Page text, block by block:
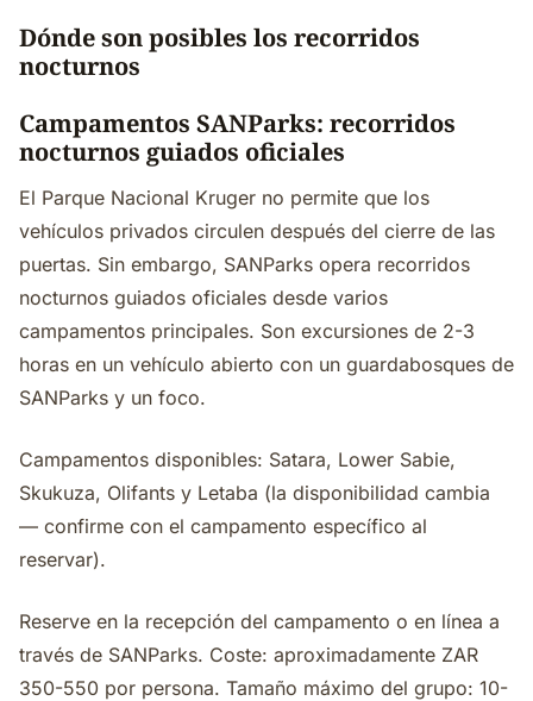
Dónde son posibles los recorridos
nocturnos
Campamentos SANParks: recorridos
nocturnos guiados oficiales
El Parque Nacional Kruger no permite que los
vehículos privados circulen después del cierre de las
puertas. Sin embargo, SANParks opera recorridos
nocturnos guiados oficiales desde varios
campamentos principales. Son excursiones de 2-3
horas en un vehículo abierto con un guardabosques de
SANParks y un foco.
Campamentos disponibles: Satara, Lower Sabie,
Skukuza, Olifants y Letaba (la disponibilidad cambia
— confirme con el campamento específico al
reservar).
Reserve en la recepción del campamento o en línea a
través de SANParks. Coste: aproximadamente ZAR
350-550 por persona. Tamaño máximo del grupo: 10-